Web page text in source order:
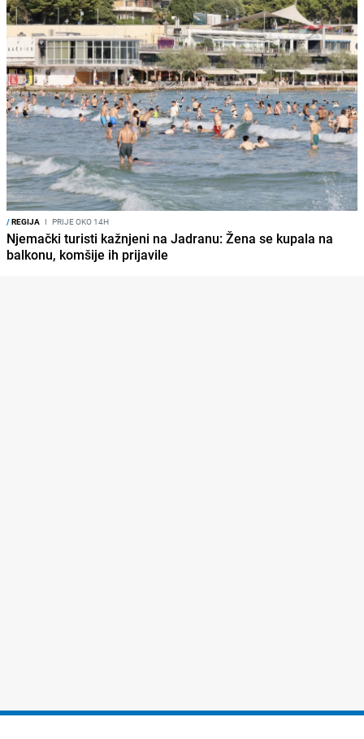
/REGIJA I PRIJE OKO 14H
Njemački turisti kažnjeni na Jadranu: Žena se kupala na
balkonu, komšije ih prijavile